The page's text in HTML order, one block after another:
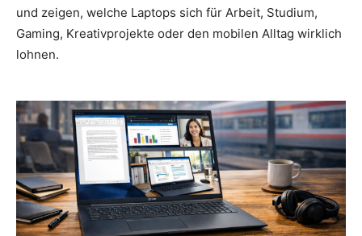
und zeigen, welche Laptops sich für Arbeit, Studium,
Gaming, Kreativprojekte oder den mobilen Alltag wirklich
lohnen.